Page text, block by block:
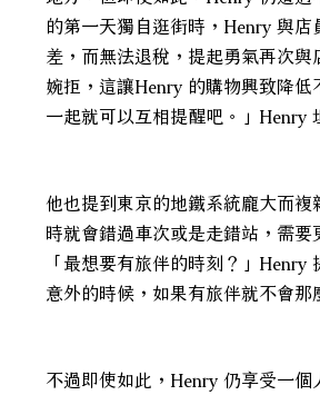
的第一天獨自逛街時，Henry 與店
差，而無法退稅，提起勇氣再次與
婉拒，這讓Henry 的購物興致降低
一起就可以互相提醒吧。」Henry
他也提到東京的地鐵系統龐大而複
時就會錯過車次或是走錯站，需要
「最想要有旅伴的時刻？」Henry
意外的時候，如果有旅伴就不會那
不過即使如此，Henry 仍享受一個